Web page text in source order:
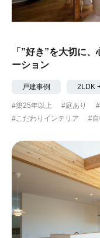
「”好き”を大切に
ーション
戸建事例 2LDK
#築25年以上 #庭あり
#こだわりインテリア
#